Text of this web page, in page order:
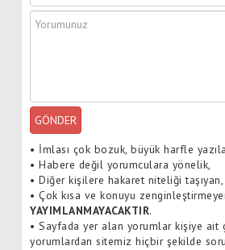
GÖNDER
• İmlası çok bozuk, büyük harfle
• Habere değil yorumculara yönelik,
• Diğer kişilere hakaret niteliği taşıyan,
• Çok kısa ve konuyu
YAYIMLANMAYACAKTIR.
• Sayfada yer alan yorumlar kişiye ait
yorumlardan sitemiz hiçbir şekilde